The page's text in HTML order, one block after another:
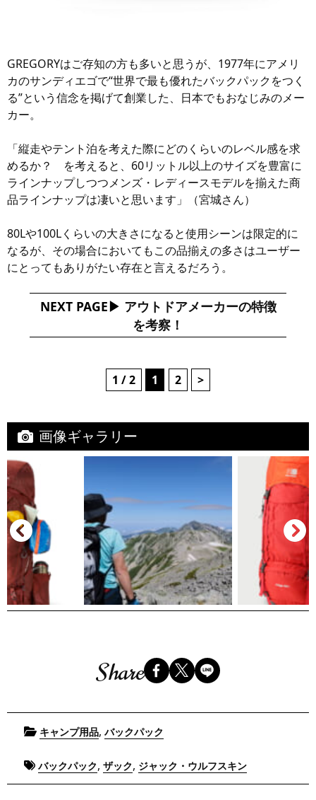
GREGORYはご存知の方も多いと思うが、1977年にアメリ
カのサンディエゴで“世界で最も優れたバックパックをつく
る”という信念を掲げて創業した、日本でもおなじみのメー
カー。
「縦走やテント泊を考えた際にどのくらいのレベル感を求
めるか？ を考えると、60リットル以上のサイズを豊富に
ラインナップしつつメンズ・レディースモデルを揃えた商
品ラインナップは凄いと思います」（宮城さん）
80Lや100Lくらいの大きさになると使用シーンは限定的に
なるが、その場合においてもこの品揃えの多さはユーザー
にとってもありがたい存在と言えるだろう。
NEXT PAGE
アウトドアメーカーの特徴
を考察！
1 / 2 1 2 >
画像ギャラリー
Share
Posted
キャンプ用品, バックパック
Tagged
バックパック, ザック, ジャック・ウルフスキン